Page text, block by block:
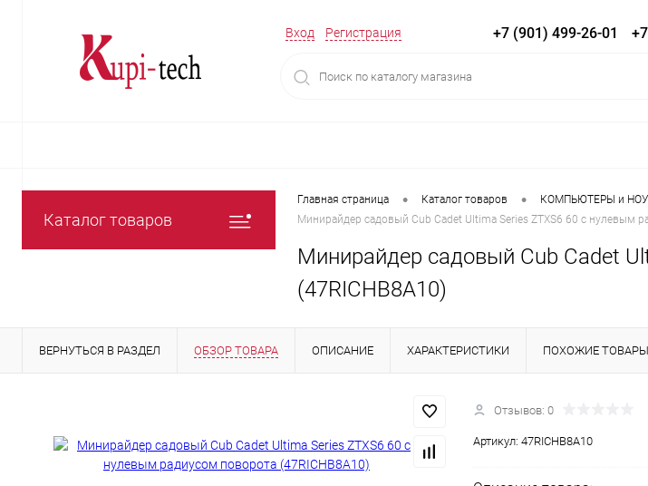
Вход Регистрация +7 (901) 499-26-01
Каталог товаров
Главная страница • Каталог товаров • КОМПЬЮТЕРЫ и
Минирайдер садовый Cub Cadet Ultima Series ZTXS6 60 с нулевым
Минирайдер садовый Cub Cadet
(47RICHB8A10)
ВЕРНУТЬСЯ В РАЗДЕЛ ОБЗОР ТОВАРА ОПИСАНИЕ ХАРАКТЕРИСТИКИ ПОХОЖИЕ ТОВАРЫ
Отзывов: 0
Артикул: 47RICHB8A10